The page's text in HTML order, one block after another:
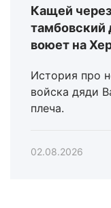
Кащей
тамбовский
воюет на
История про
войска дяди
плеча.
02.08.2026